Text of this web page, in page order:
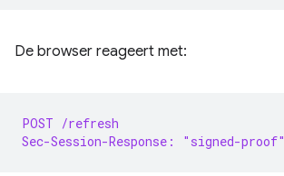
De browser reageert met:
POST /refresh
Sec-Session-Response: "signed-proof"